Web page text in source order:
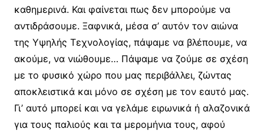
καθημερινά. Και φαίνεται πως δεν μπορούμε να
αντιδράσουμε. Ξαφνικά, μέσα σ’ αυτόν τον αιώνα
της Υψηλής Τεχνολογίας, πάψαμε να βλέπουμε, να
ακούμε, να νιώθουμε… Πάψαμε να ζούμε σε σχέση
με το φυσικό χώρο που μας περιβάλλει, ζώντας
αποκλειστικά και μόνο σε σχέση με τον εαυτό μας.
Γι’ αυτό μπορεί και να γελάμε ειρωνικά ή αλαζονικά
για τους παλιούς και τα μερομήνια τους, αφού